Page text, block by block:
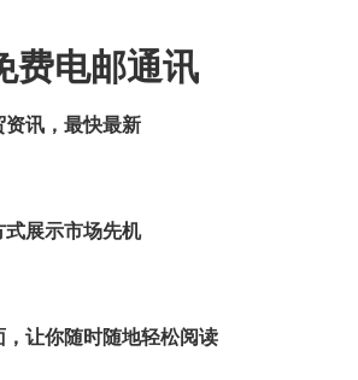
费电邮通讯
资讯，最快最新
式展示市场先机
，让你随时随地轻松阅读